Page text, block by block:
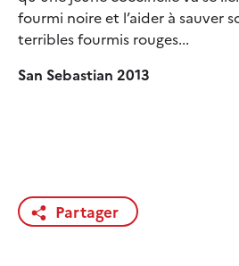
fourmi noire et l’aider à sauver
terribles fourmis rouges...
San Sebastian 2013
Partager